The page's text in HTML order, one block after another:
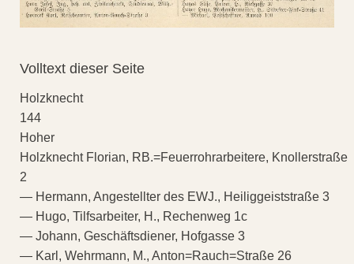
Volltext dieser Seite
Holzknecht
144
Hoher
Holzknecht Florian, RB.=Feuerrohrarbeitere, Knollerstraße
2
— Hermann, Angestellter des EWJ., Heiliggeiststraße 3
— Hugo, Tilfsarbeiter, H., Rechenweg 1c
— Johann, Geschäftsdiener, Hofgasse 3
— Karl, Wehrmann, M., Anton=Rauch=Straße 26